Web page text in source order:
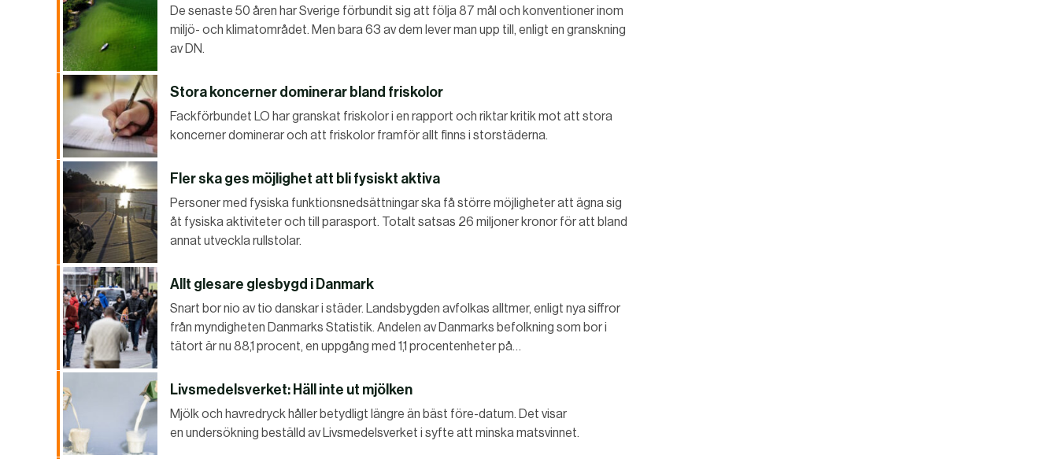
De senaste 50 åren har Sverige förbundit sig att följa 87 mål och konventioner inom
miljö- och klimatområdet. Men bara 63 av dem lever man upp till, enligt en granskning
av DN.
Stora koncerner dominerar bland friskolor
Fackförbundet LO har granskat friskolor i en rapport och riktar kritik mot att stora
koncerner dominerar och att friskolor framför allt finns i storstäderna.
Fler ska ges möjlighet att bli fysiskt aktiva
Personer med fysiska funktionsnedsättningar ska få större möjligheter att ägna sig
åt fysiska aktiviteter och till parasport. Totalt satsas 26 miljoner kronor för att bland
annat utveckla rullstolar.
Allt glesare glesbygd i Danmark
Snart bor nio av tio danskar i städer. Landsbygden avfolkas alltmer, enligt nya siffror
från myndigheten Danmarks Statistik. Andelen av Danmarks befolkning som bor i
tätort är nu 88,1 procent, en uppgång med 1,1 procentenheter på…
Livsmedelsverket: Häll inte ut mjölken
Mjölk och havredryck håller betydligt längre än bäst före-datum. Det visar
en undersökning beställd av Livsmedelsverket i syfte att minska matsvinnet.